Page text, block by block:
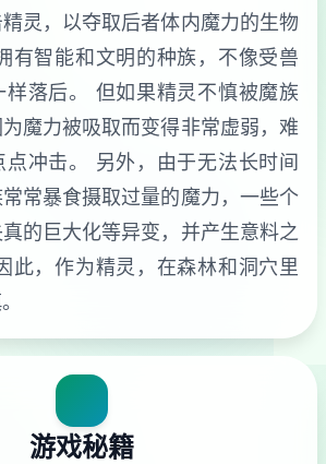
灵，以夺取后者体内魔力的生物
有智能和文明的种族，不像受兽
样落后。 但如果精灵不慎被魔族
魔力被吸取而变得非常虚弱，难
点冲击。 另外，由于无法长时间
常暴食摄取过量的魔力，一些个
的巨大化等异变，并产生意料之
此，作为精灵，在森林和洞穴里
游戏秘籍